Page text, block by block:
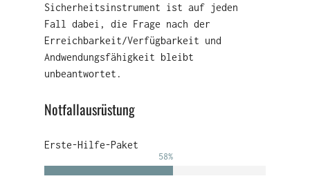
Sicherheitsinstrument ist auf jeden
Fall dabei, die Frage nach der
Erreichbarkeit/Verfügbarkeit und
Andwendungsfähigkeit bleibt
unbeantwortet.
Notfallausrüstung
Erste-Hilfe-Paket
58%